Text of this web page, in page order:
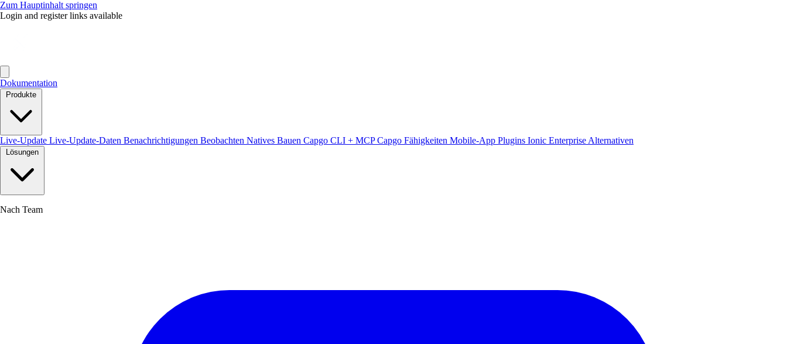
Zum Hauptinhalt springen
Login and register links available
Dokumentation
Produkte
Live-Update Live-Update-Daten Benachrichtigungen Beobachten Natives Bauen Capgo CLI + MCPCapgo Fähigkeiten Mobile-App Plugins Ionic Enterprise Alternativen
Lösungen
Nach Team